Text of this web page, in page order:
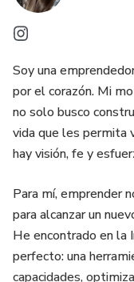
Soy una
por el corazón. Mi
no solo busco
vida que les permita
hay visión, fe y
Para mí, emprender
para alcanzar un
He encontrado en la
perfecto: una
capacidades,